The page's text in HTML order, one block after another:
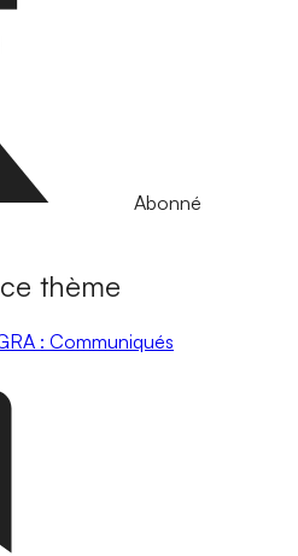
Abonné
thème
: Communiqués